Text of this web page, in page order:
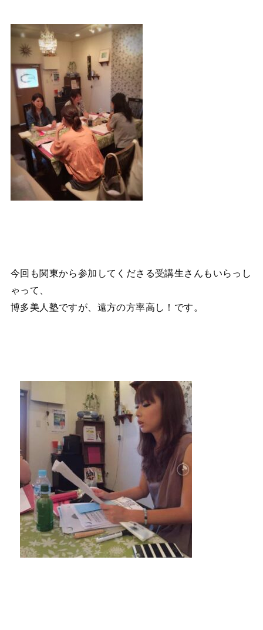
今回も関東から参加してくださる受講生さんもいらっし
ゃって、
博多美人塾ですが、遠方の方率高し！です。